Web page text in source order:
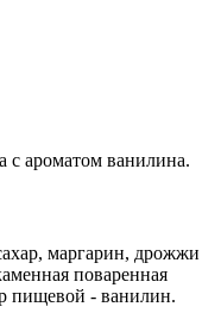
с ароматом ванилина.
маргарин, дрожжи
поваренная
пищевой - ванилин.